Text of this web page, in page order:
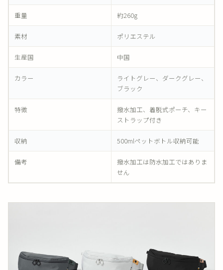
重量 約260g
素材 ポリエステル
生産国 中国
カラー
ライトグレー、ダークグレー、
ブラック
特徴
撥水加工、着脱式ポーチ、キー
ストラップ付き
収納 500mlペットボトル収納可能
備考
撥水加工は防水加工ではありま
せん